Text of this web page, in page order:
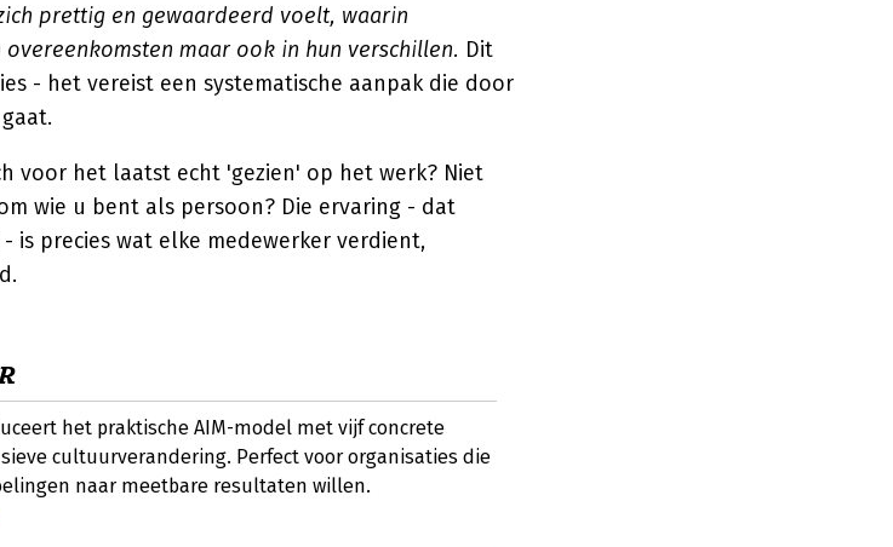
prettig en gewaardeerd voelt, waarin
maar ook in hun verschillen. Dit
- het vereist een systematische aanpak die door
voor het laatst echt 'gezien' op het werk? Niet
wie u bent als persoon? Die ervaring - dat
is precies wat elke medewerker verdient,
het praktische AIM-model met vijf concrete
cultuurverandering. Perfect voor organisaties die
naar meetbare resultaten willen.